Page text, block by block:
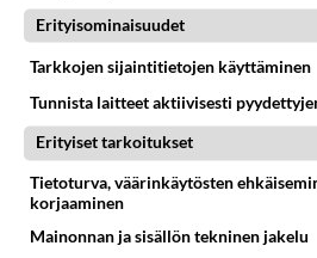
Ikäviä uutisia Elämäni
suosikkisarjasta - Monelle
katsojalle iso pettymys
Erityisominaisuudet
Tarkkojen sijaintitietojen käyttäminen
Tunnista laitteet aktiivisesti
Erityiset tarkoitukset
Tietoturva, väärinkäytösten
korjaaminen
Mainonnan ja sisällön tekninen jakelu